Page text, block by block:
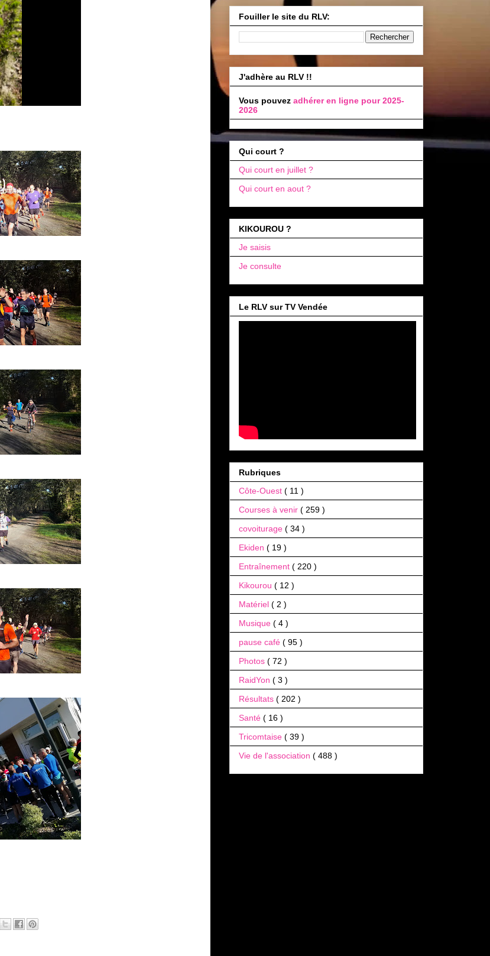
Fouiller le site du RLV:
J'adhère au RLV !!
Vous pouvez adhérer en ligne pour 2025-
2026
Qui court ?
Qui court en juillet ?
Qui court en aout ?
KIKOUROU ?
Je saisis
Je consulte
Le RLV sur TV Vendée
Rubriques
Côte-Ouest ( 11 )
Courses à venir ( 259 )
covoiturage ( 34 )
Ekiden ( 19 )
Entraînement ( 220 )
Kikourou ( 12 )
Matériel ( 2 )
Musique ( 4 )
pause café ( 95 )
Photos ( 72 )
RaidYon ( 3 )
Résultats ( 202 )
Santé ( 16 )
Tricomtaise ( 39 )
Vie de l'association ( 488 )